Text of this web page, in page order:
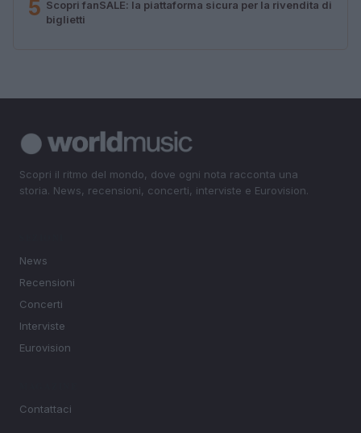
5 Scopri fanSALE: la piattaforma sicura per la rivendita di
biglietti
Scopri il ritmo del mondo, dove ogni nota racconta una
storia. News, recensioni, concerti, interviste e Eurovision.
News
Recensioni
Concerti
Interviste
Eurovision
Contattaci